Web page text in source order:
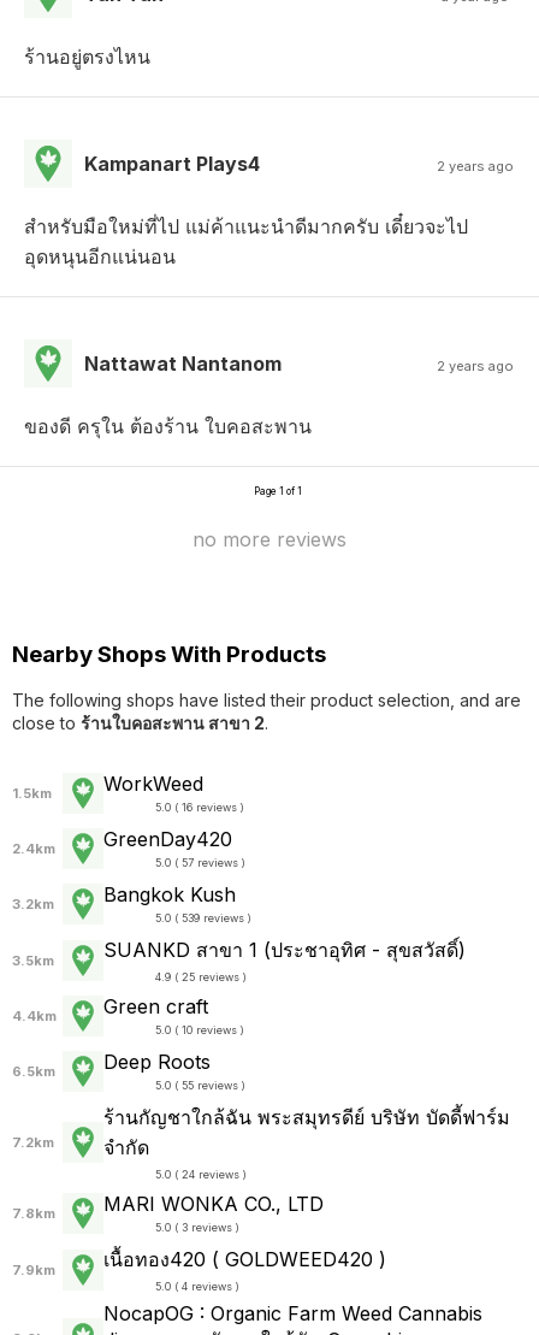
ร้านอยู่ตรงไหน
Kampanart Plays4 2 years ago
สำหรับมือใหม่ที่ไป แม่ค้าแนะนำดีมากครับ เดี๋ยวจะไป
อุดหนุนอีกแน่นอน
Nattawat Nantanom 2 years ago
ของดี ครุใน ต้องร้าน ใบคอสะพาน
Page 1 of 1
no more reviews
Nearby Shops With Products
The following shops have listed their product selection, and are
close to ร้านใบคอสะพาน สาขา 2.
1.5km WorkWeed
5.0 ( 16 reviews )
2.4km GreenDay420
5.0 ( 57 reviews )
3.2km Bangkok Kush
5.0 ( 539 reviews )
3.5km SUANKD สาขา 1 (ประชาอุทิศ - สุขสวัสดิ์)
4.9 ( 25 reviews )
4.4km Green craft
5.0 ( 10 reviews )
6.5km Deep Roots
5.0 ( 55 reviews )
7.2km
ร้านกัญชาใกล้ฉัน พระสมุทรดีย์ บริษัท บัดดี้ฟาร์ม
จำกัด
5.0 ( 24 reviews )
7.8km MARI WONKA CO., LTD
5.0 ( 3 reviews )
7.9km เนื้อทอง420 ( GOLDWEED420 )
5.0 ( 4 reviews )
NocapOG : Organic Farm Weed Cannabis